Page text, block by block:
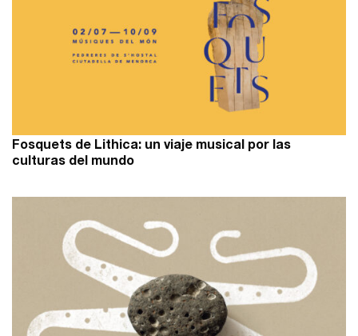
Fosquets de Lithica: un viaje musical por las
culturas del mundo